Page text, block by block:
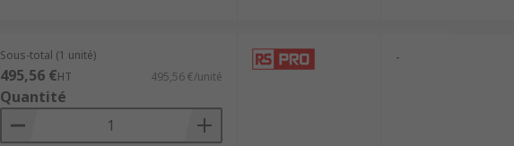
Sous-total (1 unité)
495,56 €HT 495,56 €/unité
Quantité
-